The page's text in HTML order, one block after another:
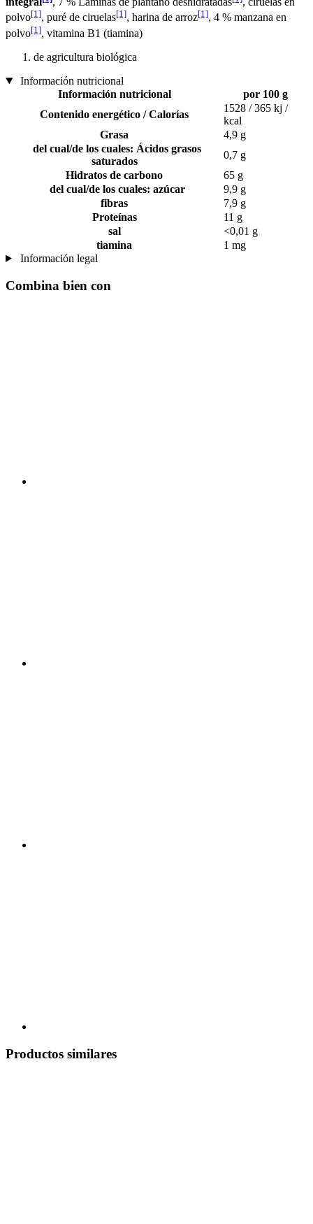
polvo[1], puré de ciruelas[1], harina de arroz[1], 4 % manzana en
polvo[1], vitamina B1 (tiamina)
de agricultura biológica
Información nutricional
Información nutricional
por 100 g
Contenido energético / Calorías
1528 / 365 kj /
kcal
Grasa
4,9 g
del cual/de los cuales: Ácidos grasos
saturados
0,7 g
Hidratos de carbono
65 g
del cual/de los cuales: azúcar
9,9 g
fibras
7,9 g
Proteínas
11 g
sal
<0,01 g
tiamina
1 mg
Información legal
Combina bien con
Productos similares